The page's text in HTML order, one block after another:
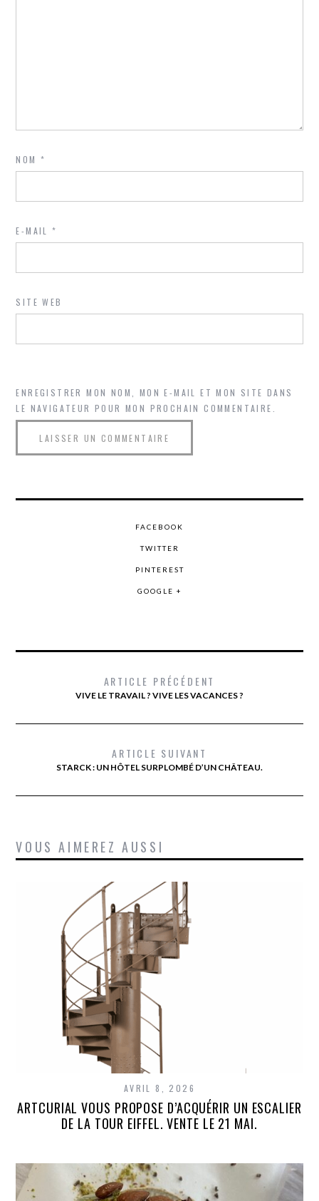
NOM*
E-MAIL*
SITE WEB
ENREGISTRER MON NOM, MON E-MAIL ET MON SITE DANS
LE NAVIGATEUR POUR MON PROCHAIN COMMENTAIRE.
FACEBOOK
TWITTER
PINTEREST
GOOGLE +
ARTICLE PRÉCÉDENT
VIVE LE TRAVAIL ? VIVE LES VACANCES ?
ARTICLE SUIVANT
STARCK : UN HÔTEL SURPLOMBÉ D’UN CHÂTEAU.
VOUS AIMEREZ AUSSI
AVRIL 8, 2026
ARTCURIAL VOUS PROPOSE D’ACQUÉRIR UN ESCALIER
DE LA TOUR EIFFEL. VENTE LE 21 MAI.